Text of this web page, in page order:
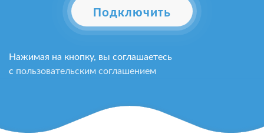
Подключить
Нажимая на кнопку, вы соглашаетесь
с пользовательским соглашением